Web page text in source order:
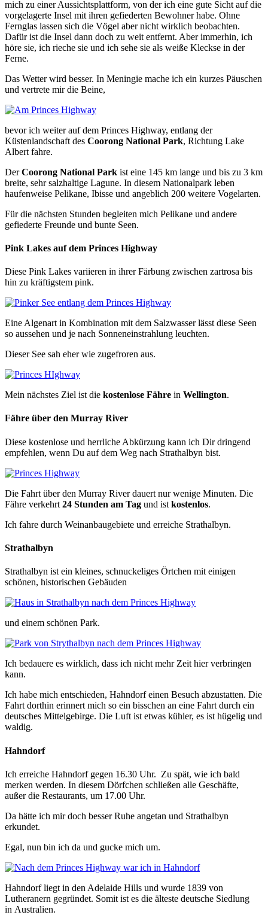
mich zu einer Aussichtsplattform, von der ich eine gute Sicht auf die
vorgelagerte Insel mit ihren gefiederten Bewohner habe. Ohne
Fernglas lassen sich die Vögel aber nicht wirklich beobachten.
Dafür ist die Insel dann doch zu weit entfernt. Aber immerhin, ich
höre sie, ich rieche sie und ich sehe sie als weiße Kleckse in der
Ferne.
Das Wetter wird besser. In Meningie mache ich ein kurzes Päuschen
und vertrete mir die Beine,
bevor ich weiter auf dem Princes Highway, entlang der
Küstenlandschaft des Coorong National Park, Richtung Lake
Albert fahre.
DerCoorong National Park ist eine 145 km lange und bis zu 3 km
breite, sehr salzhaltige Lagune. In diesem Nationalpark leben
haufenweise Pelikane, Ibisse und angeblich 200 weitere Vogelarten.
Für die nächsten Stunden begleiten mich Pelikane und andere
gefiederte Freunde und bunte Seen.
Pink Lakes auf dem Princes Highway
Diese Pink Lakes variieren in ihrer Färbung zwischen zartrosa bis
hin zu kräftigstem pink.
Eine Algenart in Kombination mit dem Salzwasser lässt diese Seen
so aussehen und je nach Sonneneinstrahlung leuchten.
Dieser See sah eher wie zugefroren aus.
Mein nächstes Ziel ist die kostenlose Fähre in Wellington.
Fähre über den Murray River
Diese kostenlose und herrliche Abkürzung kann ich Dir dringend
empfehlen, wenn Du auf dem Weg nach Strathalbyn bist.
Die Fahrt über den Murray River dauert nur wenige Minuten. Die
Fähre verkehrt 24 Stunden am Tag und ist kostenlos.
Ich fahre durch Weinanbaugebiete und erreiche Strathalbyn.
Strathalbyn
Strathalbyn ist ein kleines, schnuckeliges Örtchen mit einigen
schönen, historischen Gebäuden
und einem schönen Park.
Ich bedauere es wirklich, dass ich nicht mehr Zeit hier verbringen
kann.
Ich habe mich entschieden, Hahndorf einen Besuch abzustatten. Die
Fahrt dorthin erinnert mich so ein bisschen an eine Fahrt durch ein
deutsches Mittelgebirge. Die Luft ist etwas kühler, es ist hügelig und
waldig.
Hahndorf
Ich erreiche Hahndorf gegen 16.30 Uhr. Zu spät, wie ich bald
merken werden. In diesem Dörfchen schließen alle Geschäfte,
außer die Restaurants, um 17.00 Uhr.
Da hätte ich mir doch besser Ruhe angetan und Strathalbyn
erkundet.
Egal, nun bin ich da und gucke mich um.
Hahndorf liegt in den Adelaide Hills und wurde 1839 von
Lutheranern gegründet. Somit ist es die älteste deutsche Siedlung
in Australien.